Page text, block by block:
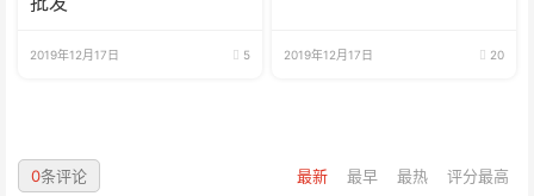
2019年12月17日 5 2019年12月17日 20
最新 最早 最热 评分最高
0条评论